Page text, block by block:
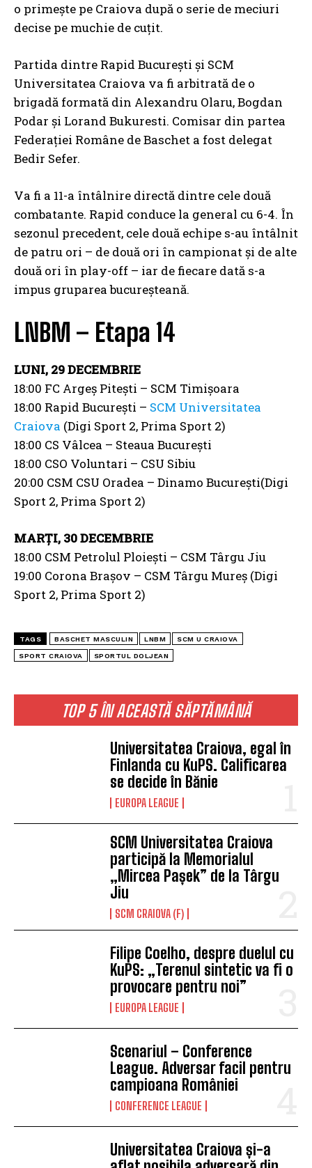
TOP 5 ÎN ACEASTĂ SĂPTĂMÂNĂ
Universitatea Craiova, egal în
Finlanda cu KuPS. Calificarea
se decide în Bănie
EUROPA LEAGUE
SCM Universitatea Craiova
participă la Memorialul
„Mircea Pașek” de la Târgu
Jiu
SCM CRAIOVA (F)
Filipe Coelho, despre duelul cu
KuPS: „Terenul sintetic va fi o
provocare pentru noi”
EUROPA LEAGUE
Scenariul – Conference
League. Adversar facil pentru
campioana României
CONFERENCE LEAGUE
Universitatea Craiova și-a
o primește pe Craiova după o serie de meciuri
decise pe muchie de cuțit.
Partida dintre Rapid București și SCM
Universitatea Craiova va fi arbitrată de o
brigadă formată din Alexandru Olaru, Bogdan
Podar și Lorand Bukuresti. Comisar din partea
Federației Române de Baschet a fost delegat
Bedir Sefer.
Va fi a 11-a întâlnire directă dintre cele două
combatante. Rapid conduce la general cu 6-4. În
sezonul precedent, cele două echipe s-au întâlnit
de patru ori – de două ori în campionat și de alte
două ori în play-off – iar de fiecare dată s-a
impus gruparea bucureșteană.
LNBM – Etapa 14
LUNI, 29 DECEMBRIE
18:00 FC Argeș Pitești – SCM Timișoara
18:00 Rapid București – SCM Universitatea
Craiova (Digi Sport 2, Prima Sport 2)
18:00 CS Vâlcea – Steaua București
18:00 CSO Voluntari – CSU Sibiu
20:00 CSM CSU Oradea – Dinamo București(Digi
Sport 2, Prima Sport 2)
MARȚI, 30 DECEMBRIE
18:00 CSM Petrolul Ploiești – CSM Târgu Jiu
19:00 Corona Brașov – CSM Târgu Mureș (Digi
Sport 2, Prima Sport 2)
TAGS BASCHET MASCULIN LNBM SCM U CRAIOVA
SPORT CRAIOVA SPORTUL DOLJEAN